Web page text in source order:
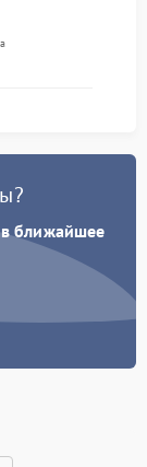
в ближайшее